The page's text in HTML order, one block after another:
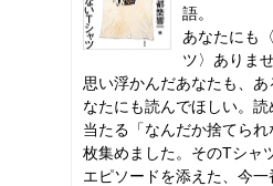
語。
あなたにも
ツ〉ありま
思い浮かんだあなたも、
なたにも読んでほしい。
当たる「なんだか捨てら
枚集めました。そのTシャ
エピソードを添えた、今